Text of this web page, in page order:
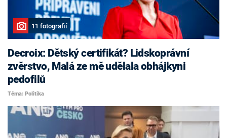
11 fotografií
Decroix: Dětský certifikát? Lidskoprávní
zvěrstvo, Malá ze mě udělala obhájkyni
pedofilů
Téma: Politika